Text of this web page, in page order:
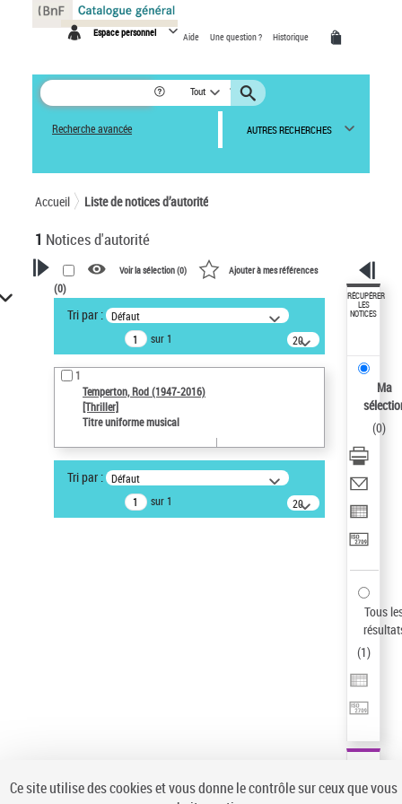
Espace personnel Aide Une question ? Historique
Tout
Recherche avancée AUTRES RECHERCHES
Accueil Liste de notices d’autorité
1 Notices d'autorité
VOTRE RECHERCHE
Recherche avancée dans les
notices d’autorité
Œuvres liées à l'auteur :
Temperton, Rod (1947-2016)
Type de notice d'autorité
Voir la sélection (0) Ajouter à mes références
(0)
Tri par : Défaut
sur 1
20
résultats/page
1
Temperton, Rod (1947-2016)
[Thriller]
Titre uniforme musical
Tri par : Défaut
sur 1
20
résultats/page
RÉCUPÉRER
LES
NOTICES
Ma
(0)
Tous
(1)
Panneau de gestion des cookies
Ce site utilise des cookies et vous donne le contrôle sur ceux que vous